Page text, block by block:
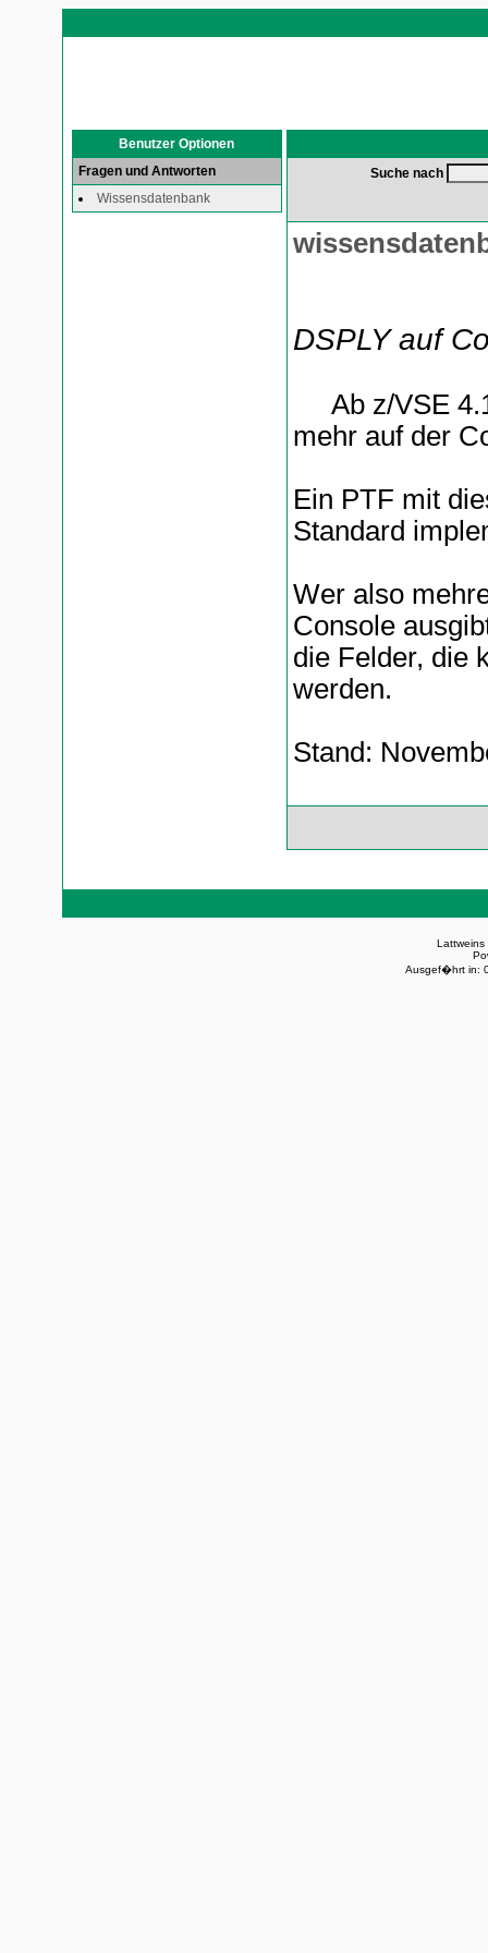
Benutzer Optionen
Fragen und Antworten
Wissensdatenbank
Suche nach
DSPLY auf
Ab z/VSE
mehr auf der
Ein PTF mit
Standard
Wer also
Console
die Felder, die
werden.
Stand:
Lattweins
Ausgef�hrt in: